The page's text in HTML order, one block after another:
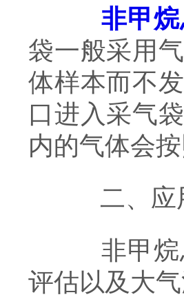
非甲
袋一般采用
体样本而不
口进入采气
内的气体会
二、应
非甲烷总
评估以及大